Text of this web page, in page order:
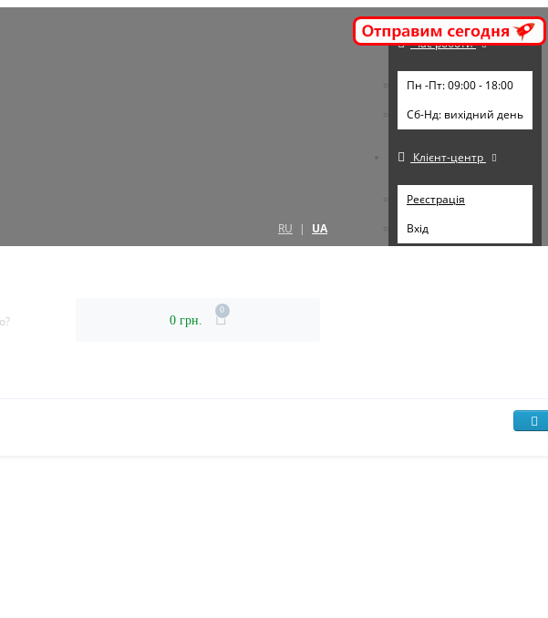
RU | UA
Час роботи
Пн -Пт: 09:00 - 18:00
Cб-Нд: вихідний день
Клієнт-центр
Реєстрація
Вхід
0 грн.
0